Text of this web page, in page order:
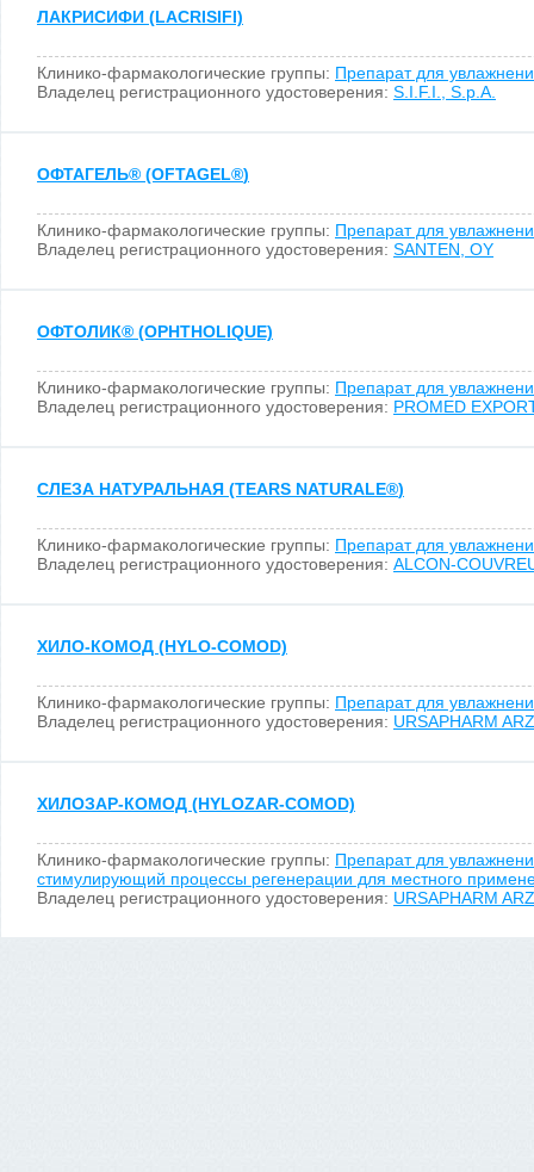
ЛАКРИСИФИ (LACRISIFI)
Клинико-фармакологические группы: Препарат для
Владелец регистрационного удостоверения: S.I.F.I., S.p.A.
ОФТАГЕЛЬ® (OFTAGEL®)
Клинико-фармакологические группы: Препарат для
Владелец регистрационного удостоверения: SANTEN, OY
ОФТОЛИК® (OPHTHOLIQUE)
Клинико-фармакологические группы: Препарат для
Владелец регистрационного удостоверения: PROMED
СЛЕЗА НАТУРАЛЬНАЯ (TEARS NATURALE®)
Клинико-фармакологические группы: Препарат для
Владелец регистрационного удостоверения: ALCON-
ХИЛО-КОМОД (HYLO-COMOD)
Клинико-фармакологические группы: Препарат для
Владелец регистрационного удостоверения: URSAPHARM
ХИЛОЗАР-КОМОД (HYLOZAR-COMOD)
Клинико-фармакологические группы: Препарат для
стимулирующий процессы регенерации для местного
Владелец регистрационного удостоверения: URSAPHARM